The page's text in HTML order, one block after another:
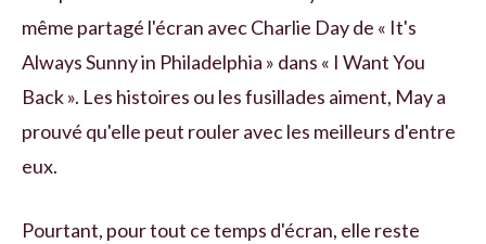
même partagé l'écran avec Charlie Day de « It's
Always Sunny in Philadelphia » dans « I Want You
Back ». Les histoires ou les fusillades aiment, May a
prouvé qu'elle peut rouler avec les meilleurs d'entre
eux.
Pourtant, pour tout ce temps d'écran, elle reste